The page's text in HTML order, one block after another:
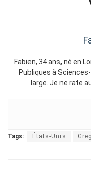
Fabien, 34 ans, né en
Publiques à
large. Je ne rate
Tags: États-Unis